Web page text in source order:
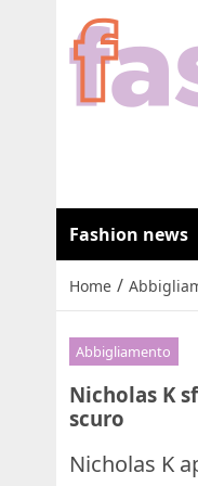
Fashion news
Home /
Abbigliamento
Nicholas K
scuro
Nicholas K